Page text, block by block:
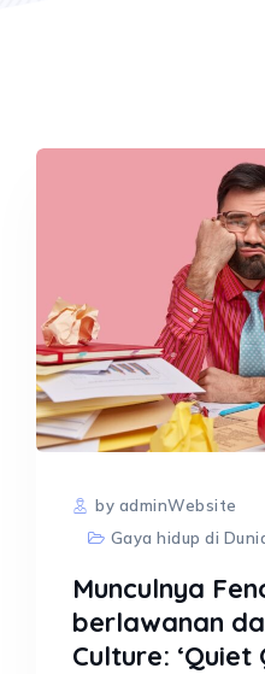
by adminWebsite
Gaya hidup di
Munculnya
berlawanan
Culture: ‘Quiet